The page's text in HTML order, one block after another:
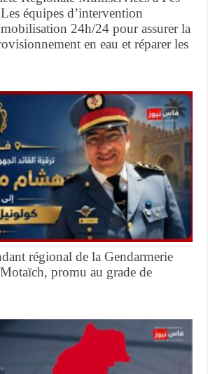
équipes d’intervention
24h/24 pour assurer la
en eau et réparer les
régional de la Gendarmerie
promu au grade de